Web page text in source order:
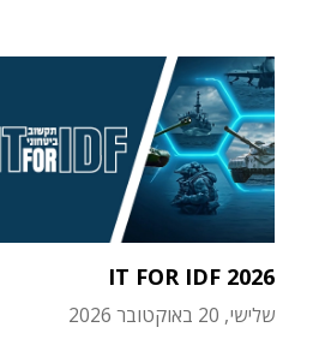
IT FOR IDF 2026
שלישי, 20 באוקטובר 2026